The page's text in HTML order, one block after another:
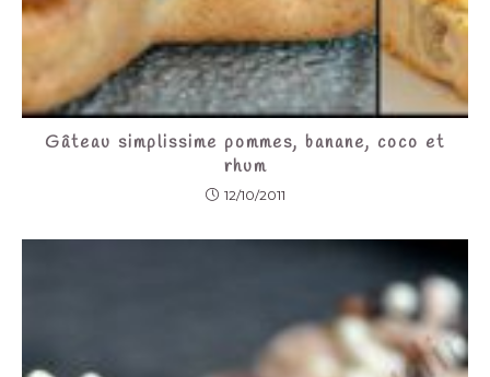
Gâteau simplissime pommes, banane, coco et
rhum
12/10/2011